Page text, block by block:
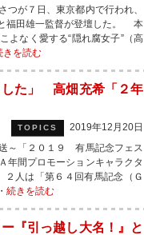
が７日、東京都内で行われ、
福田雄一監督が登壇した。 本
よなく愛する“隠れ腐女子”（高
きを読む
した」 高畑充希「２年
TOPICS
2019年12月20日
「２０１９ 有馬記念フェス
年間プロモーションキャラクタ
人は「第６４回有馬記念（Ｇ
続きを読む
『引っ越し大名！』と